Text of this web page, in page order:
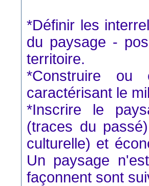
*Définir les
du paysage -
territoire.
*Construire ou
caractérisant le
*Inscrire le
(traces du
culturelle) et
Un paysage
façonnent sont